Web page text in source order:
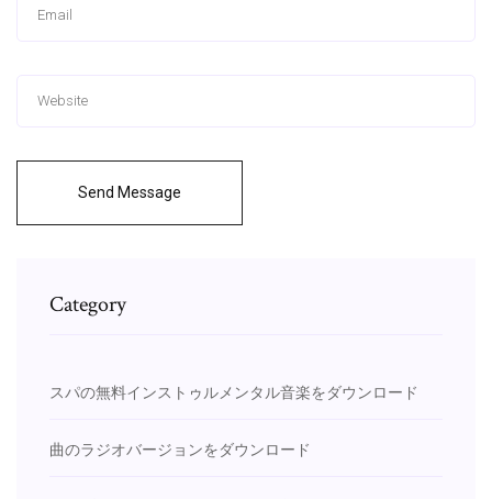
Send Message
Category
スパの無料インストゥルメンタル音楽をダウンロード
曲のラジオバージョンをダウンロード